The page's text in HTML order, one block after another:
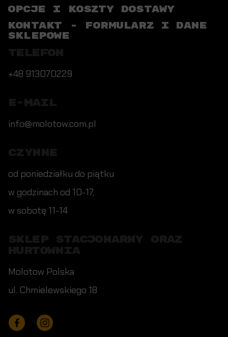
OPCJE I KOSZTY DOSTAWY
KONTAKT - FORMULARZ I DANE
SKLEPOWE
+48 913070229
info@molotow.com.pl
od poniedziałku do piątku
w godzinach od 10-17,
w sobotę 11-14
Molotow Polska
ul. Chmielewskiego 18
FacebookInstagram